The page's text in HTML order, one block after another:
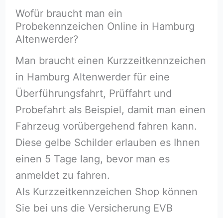
Wofür braucht man ein
Probekennzeichen Online in Hamburg
Altenwerder?
Man braucht einen Kurzzeitkennzeichen
in Hamburg Altenwerder für eine
Überführungsfahrt, Prüffahrt und
Probefahrt als Beispiel, damit man einen
Fahrzeug vorübergehend fahren kann.
Diese gelbe Schilder erlauben es Ihnen
einen 5 Tage lang, bevor man es
anmeldet zu fahren.
Als Kurzzeitkennzeichen Shop können
Sie bei uns die Versicherung EVB